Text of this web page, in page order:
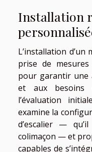
Installation
L’installation
prise de mesures
pour garantir une
et aux besoins
l’évaluation
examine la
d’escalier —
colimaçon — et
capables de